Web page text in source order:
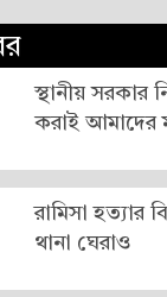
স্থানীয় সরকার
করাই আমাদের
রামিসা হত্যার
থানা ঘেরাও